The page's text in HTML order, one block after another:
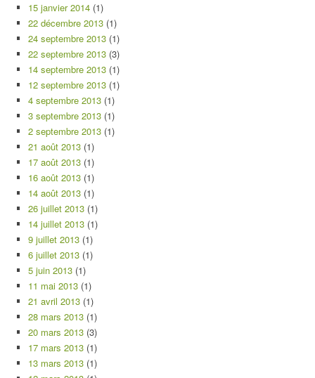
15 janvier 2014 (1)
22 décembre 2013 (1)
24 septembre 2013 (1)
22 septembre 2013 (3)
14 septembre 2013 (1)
12 septembre 2013 (1)
4 septembre 2013 (1)
3 septembre 2013 (1)
2 septembre 2013 (1)
21 août 2013 (1)
17 août 2013 (1)
16 août 2013 (1)
14 août 2013 (1)
26 juillet 2013 (1)
14 juillet 2013 (1)
9 juillet 2013 (1)
6 juillet 2013 (1)
5 juin 2013 (1)
11 mai 2013 (1)
21 avril 2013 (1)
28 mars 2013 (1)
20 mars 2013 (3)
17 mars 2013 (1)
13 mars 2013 (1)